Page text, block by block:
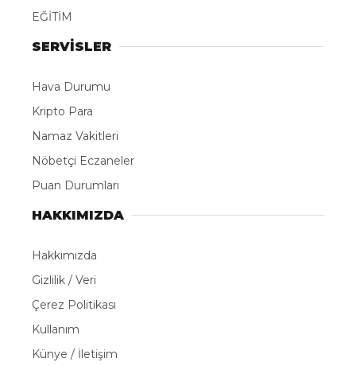
EĞİTİM
SERVİSLER
Hava Durumu
Kripto Para
Namaz Vakitleri
Nöbetçi Eczaneler
Puan Durumları
HAKKIMIZDA
Hakkımızda
Gizlilik / Veri
Çerez Politikası
Kullanım
Künye / İletişim